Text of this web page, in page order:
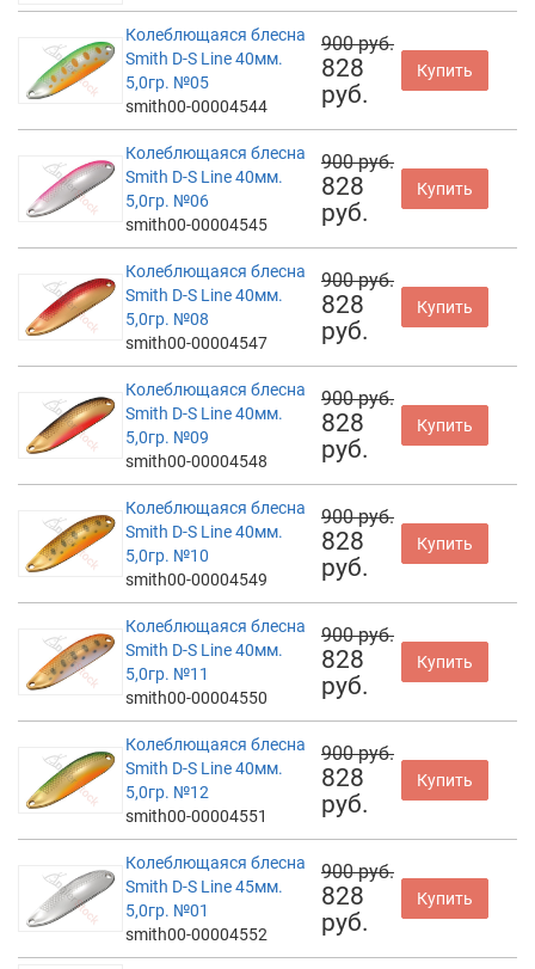
Колеблющаяся блесна
Smith D-S Line 40мм.
5,0гр. №05
smith00-00004544
900 руб.
828
руб.
Купить
Колеблющаяся блесна
Smith D-S Line 40мм.
5,0гр. №06
smith00-00004545
900 руб.
828
руб.
Купить
Колеблющаяся блесна
Smith D-S Line 40мм.
5,0гр. №08
smith00-00004547
900 руб.
828
руб.
Купить
Колеблющаяся блесна
Smith D-S Line 40мм.
5,0гр. №09
smith00-00004548
900 руб.
828
руб.
Купить
Колеблющаяся блесна
Smith D-S Line 40мм.
5,0гр. №10
smith00-00004549
900 руб.
828
руб.
Купить
Колеблющаяся блесна
Smith D-S Line 40мм.
5,0гр. №11
smith00-00004550
900 руб.
828
руб.
Купить
Колеблющаяся блесна
Smith D-S Line 40мм.
5,0гр. №12
smith00-00004551
900 руб.
828
руб.
Купить
Колеблющаяся блесна
Smith D-S Line 45мм.
5,0гр. №01
smith00-00004552
900 руб.
828
руб.
Купить